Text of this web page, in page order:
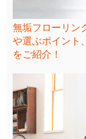
無垢フローリン
や選ぶポイント
をご紹介！